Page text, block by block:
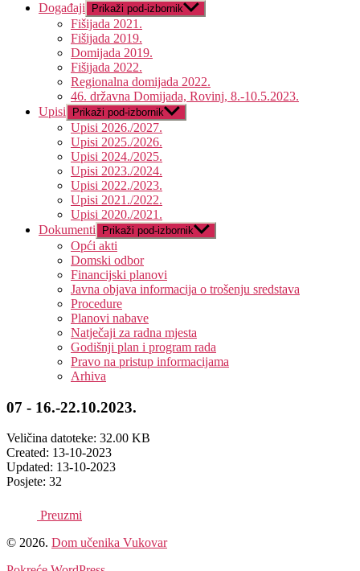
Događaji
Prikaži pod-izbornik
Fišijada 2021.
Fišijada 2019.
Domijada 2019.
Fišijada 2022.
Regionalna domijada 2022.
46. državna Domijada, Rovinj, 8.-10.5.2023.
Upisi
Prikaži pod-izbornik
Upisi 2026./2027.
Upisi 2025./2026.
Upisi 2024./2025.
Upisi 2023./2024.
Upisi 2022./2023.
Upisi 2021./2022.
Upisi 2020./2021.
Dokumenti
Prikaži pod-izbornik
Opći akti
Domski odbor
Financijski planovi
Javna objava informacija o trošenju sredstava
Procedure
Planovi nabave
Natječaji za radna mjesta
Godišnji plan i program rada
Pravo na pristup informacijama
Arhiva
07 - 16.-22.10.2023.
Veličina datoteke: 32.00 KB
Created: 13-10-2023
Updated: 13-10-2023
Posjete: 32
Preuzmi
© 2026. Dom učenika Vukovar